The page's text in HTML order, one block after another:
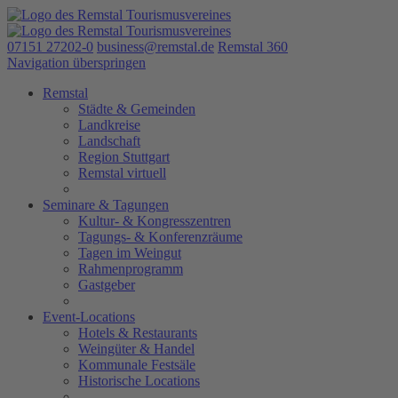
07151 27202-0 business@remstal.de Remstal 360
Navigation überspringen
Remstal
Städte & Gemeinden
Landkreise
Landschaft
Region Stuttgart
Remstal virtuell
Seminare & Tagungen
Kultur- & Kongresszentren
Tagungs- & Konferenzräume
Tagen im Weingut
Rahmenprogramm
Gastgeber
Event-Locations
Hotels & Restaurants
Weingüter & Handel
Kommunale Festsäle
Historische Locations